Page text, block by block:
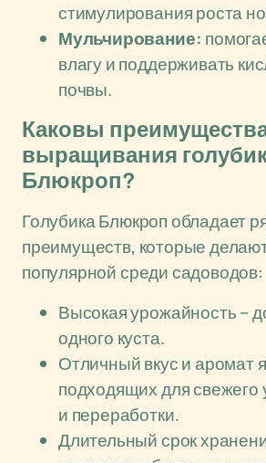
стимулирования роста
Мульчирование:
влагу и поддерживать
почвы.
Каковы
выращивания
Блюкроп?
Голубика Блюкроп обладает
преимуществ, которые
популярной среди садоводов:
Высокая урожайность –
одного куста.
Отличный вкус и аромат
подходящих для свежего
и переработки.
Длительный срок